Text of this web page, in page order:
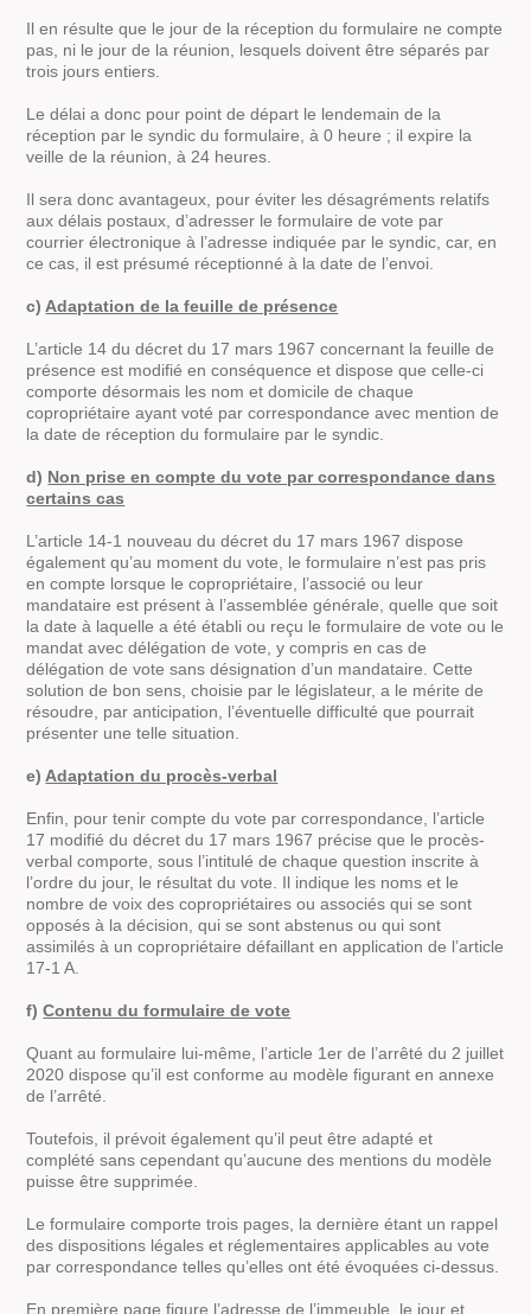
Il en résulte que le jour de la réception du formulaire ne compte
pas, ni le jour de la réunion, lesquels doivent être séparés par
trois jours entiers.
Le délai a donc pour point de départ le lendemain de la
réception par le syndic du formulaire, à 0 heure ; il expire la
veille de la réunion, à 24 heures.
Il sera donc avantageux, pour éviter les désagréments relatifs
aux délais postaux, d’adresser le formulaire de vote par
courrier électronique à l’adresse indiquée par le syndic, car, en
ce cas, il est présumé réceptionné à la date de l’envoi.
c) Adaptation de la feuille de présence
L’article 14 du décret du 17 mars 1967 concernant la feuille de
présence est modifié en conséquence et dispose que celle-ci
comporte désormais les nom et domicile de chaque
copropriétaire ayant voté par correspondance avec mention de
la date de réception du formulaire par le syndic.
d) Non prise en compte du vote par correspondance dans
certains cas
L’article 14-1 nouveau du décret du 17 mars 1967 dispose
également qu’au moment du vote, le formulaire n’est pas pris
en compte lorsque le copropriétaire, l’associé ou leur
mandataire est présent à l’assemblée générale, quelle que soit
la date à laquelle a été établi ou reçu le formulaire de vote ou le
mandat avec délégation de vote, y compris en cas de
délégation de vote sans désignation d’un mandataire. Cette
solution de bon sens, choisie par le législateur, a le mérite de
résoudre, par anticipation, l’éventuelle difficulté que pourrait
présenter une telle situation.
e) Adaptation du procès-verbal
Enfin, pour tenir compte du vote par correspondance, l’article
17 modifié du décret du 17 mars 1967 précise que le procès-
verbal comporte, sous l’intitulé de chaque question inscrite à
l’ordre du jour, le résultat du vote. Il indique les noms et le
nombre de voix des copropriétaires ou associés qui se sont
opposés à la décision, qui se sont abstenus ou qui sont
assimilés à un copropriétaire défaillant en application de l’article
17-1 A.
f)Contenu du formulaire de vote
Quant au formulaire lui-même, l’article 1er de l’arrêté du 2 juillet
2020 dispose qu’il est conforme au modèle figurant en annexe
de l’arrêté.
Toutefois, il prévoit également qu’il peut être adapté et
complété sans cependant qu’aucune des mentions du modèle
puisse être supprimée.
Le formulaire comporte trois pages, la dernière étant un rappel
des dispositions légales et réglementaires applicables au vote
par correspondance telles qu’elles ont été évoquées ci-dessus.
En première page figure l’adresse de l’immeuble, le jour et